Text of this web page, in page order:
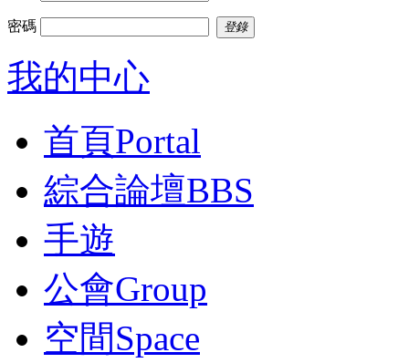
密碼 登錄
我的中心
首頁Portal
綜合論壇BBS
手遊
公會Group
空間Space